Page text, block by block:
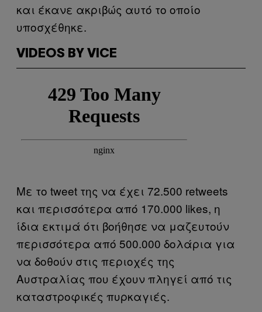
και έκανε ακριβώς αυτό το οποίο
υποσχέθηκε.
VIDEOS BY VICE
Με το tweet της να έχει 72.500 retweets
και περισσότερα από 170.000 likes, η
ίδια εκτιμά ότι βοήθησε να μαζευτούν
περισσότερα από 500.000 δολάρια για
να δοθούν στις περιοχές της
Αυστραλίας που έχουν πληγεί από τις
καταστροφικές πυρκαγιές.